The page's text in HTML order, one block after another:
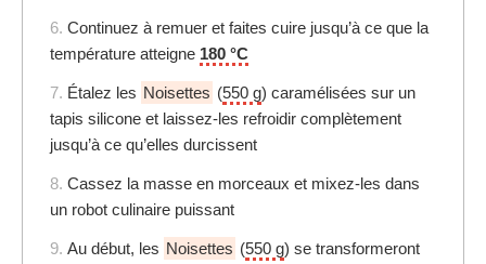
6. Continuez à remuer et faites cuire jusqu’à ce que la
température atteigne 180 °C
7. Étalez les Noisettes (550 g) caramélisées sur un
tapis silicone et laissez-les refroidir complètement
jusqu’à ce qu’elles durcissent
8. Cassez la masse en morceaux et mixez-les dans
un robot culinaire puissant
9. Au début, les Noisettes (550 g) se transformeront